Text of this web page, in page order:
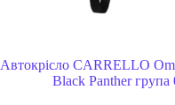
Автокрісло CARRELLO
Black Panther група